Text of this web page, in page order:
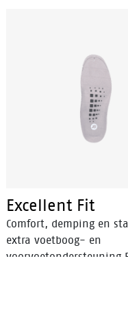
Excellent Fit
Comfort, demping en
extra voetboog- en
voorvoetondersteuning